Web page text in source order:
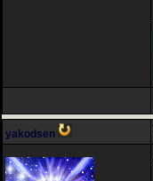
yakodsen